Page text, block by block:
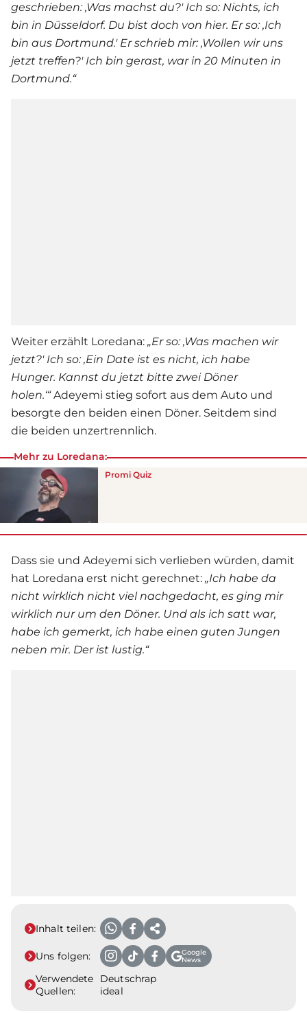
geschrieben: ,Was machst du?' Ich so: Nichts, ich
bin in Düsseldorf. Du bist doch von hier. Er so: ,Ich
bin aus Dortmund.' Er schrieb mir: ,Wollen wir uns
jetzt treffen?' Ich bin gerast, war in 20 Minuten in
Dortmund.“
Weiter erzählt Loredana: „Er so: ,Was machen wir
jetzt?' Ich so: ,Ein Date ist es nicht, ich habe
Hunger. Kannst du jetzt bitte zwei Döner
holen.‘“Adeyemi stieg sofort aus dem Auto und
besorgte den beiden einen Döner. Seitdem sind
die beiden unzertrennlich.
Mehr zu Loredana:
Promi Quiz
Dass sie und Adeyemi sich verlieben würden, damit
hat Loredana erst nicht gerechnet: „Ich habe da
nicht wirklich nicht viel nachgedacht, es ging mir
wirklich nur um den Döner. Und als ich satt war,
habe ich gemerkt, ich habe einen guten Jungen
neben mir. Der ist lustig.“
Inhalt teilen:
Uns folgen:
Google
News
Verwendete
Quellen:
Deutschrap
ideal